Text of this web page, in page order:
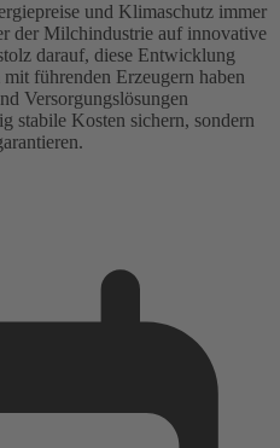
und Klimaschutz immer
der Milchindustrie auf innovative
darauf, diese Entwicklung
führenden Erzeugern haben
Versorgungslösungen
stabile Kosten sichern, sondern